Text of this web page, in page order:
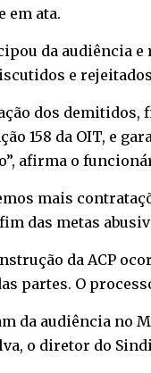
em ata.
da audiência
e
dos demitidos,
158 da OIT, e
afirma o
mais
das metas
da ACP
partes. O
da audiência no
o diretor do